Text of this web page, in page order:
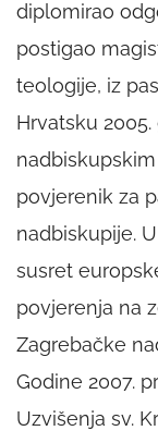
diplomirao
postigao
teologije, iz
Hrvatsku
povjerenik za
nadbiskupije.
susret
povjerenja na
Zagrebačke
Godine 2007.
Uzvišenja sv.